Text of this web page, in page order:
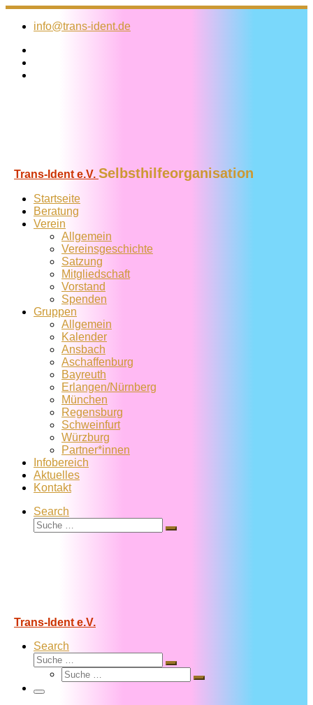
Zum
Inhalt
info@trans-ident.de
Trans-Ident e.V. Selbsthilfeorganisation
Startseite
Beratung
Verein
Allgemein
Vereins­geschichte
Satzung
Mitglied­schaft
Vorstand
Spenden
Gruppen
Allgemein
Kalender
Ansbach
Aschaffenburg
Bayreuth
Erlangen/Nürnberg
München
Regensburg
Schweinfurt
Würzburg
Partner*innen
Infobereich
Aktuelles
Kontakt
Search
Suche
Suche
Trans-Ident e.V.
Search
Suche
Suche
Suche
Suche
Menü